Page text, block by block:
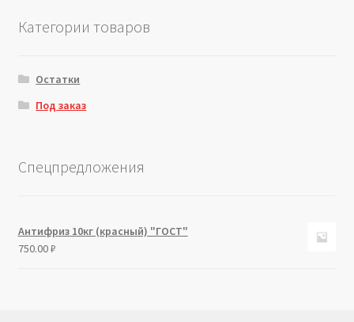
Категории товаров
Остатки
Под заказ
Спецпредложения
Антифриз 10кг (красный) "ГОСТ"
750.00₽